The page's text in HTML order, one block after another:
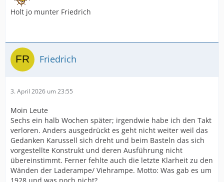
Holt jo munter Friedrich
Friedrich
3. April 2026 um 23:55
Moin Leute
Sechs ein halb Wochen später; irgendwie habe ich den Takt
verloren. Anders ausgedrückt es geht nicht weiter weil das
Gedanken Karussell sich dreht und beim Basteln das sich
vorgestellte Konstrukt und deren Ausführung nicht
übereinstimmt. Ferner fehlte auch die letzte Klarheit zu den
Wänden der Laderampe/ Viehrampe. Motto: Was gab es um
1928 und was noch nicht?